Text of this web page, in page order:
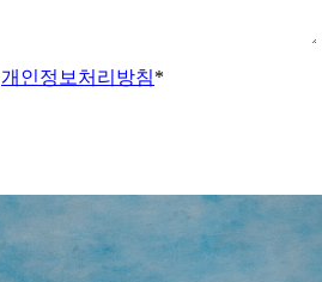
개인정보처리방침*